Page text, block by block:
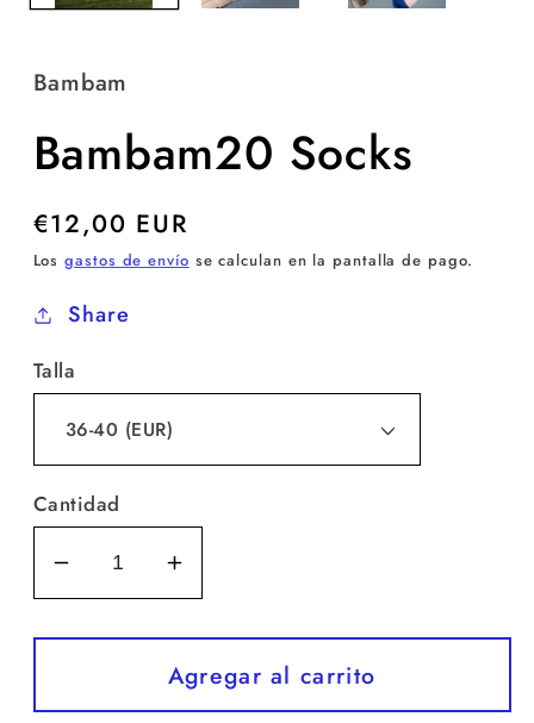
Bambam
Bambam20 Socks
Precio
habitual
€12,00 EUR
Losgastos de envío se calculan en la pantalla de pago.
Share
Talla
Cantidad
Reducir
cantidad
para
Bambam20
Socks
Aumentar
cantidad
para
Bambam20
Socks
Agregar al carrito